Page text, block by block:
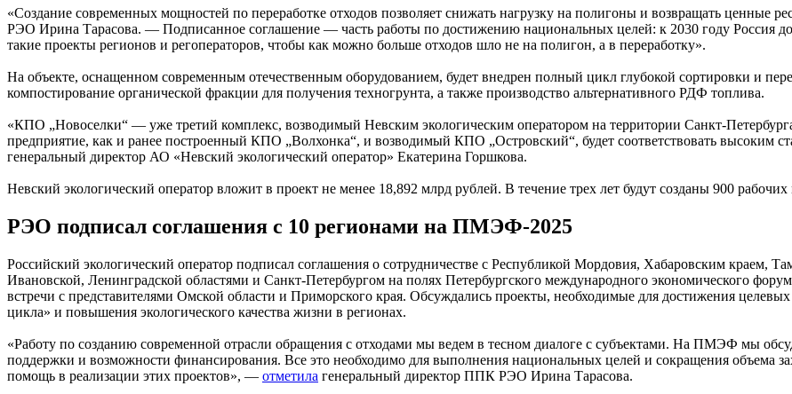
«Создание современных мощностей по переработке отходов позволяет снижать нагрузку на полигоны и возвращать ценные
РЭО Ирина Тарасова. — Подписанное соглашение — часть работы по достижению национальных целей: к 2030 году Россия
такие проекты регионов и регоператоров, чтобы как можно больше отходов шло не на полигон, а в переработку».
На объекте, оснащенном современным отечественным оборудованием, будет внедрен полный цикл глубокой сортировки и
компостирование органической фракции для получения техногрунта, а также производство альтернативного РДФ топлива.
«КПО „Новоселки“ — уже третий комплекс, возводимый Невским экологическим оператором на территории Санкт-
предприятие, как и ранее построенный КПО „Волхонка“, и возводимый КПО „Островский“, будет соответствовать высоким
генеральный директор АО «Невский экологический оператор» Екатерина Горшкова.
Невский экологический оператор вложит в проект не менее 18,892 млрд рублей. В течение трех лет будут созданы 900
РЭО подписал соглашения с 10 регионами на ПМЭФ-2025
Российский экологический оператор подписал соглашения о сотрудничестве с Республикой Мордовия, Хабаровским краем,
Ивановской, Ленинградской областями и Санкт-Петербургом на полях Петербургского международного экономического
встречи с представителями Омской области и Приморского края. Обсуждались проекты, необходимые для достижения
цикла» и повышения экологического качества жизни в регионах.
«Работу по созданию современной отрасли обращения с отходами мы ведем в тесном диалоге с субъектами. На ПМЭФ мы
поддержки и возможности финансирования. Все это необходимо для выполнения национальных целей и сокращения объема
помощь в реализации этих проектов», — отметила генеральный директор ППК РЭО Ирина Тарасова.